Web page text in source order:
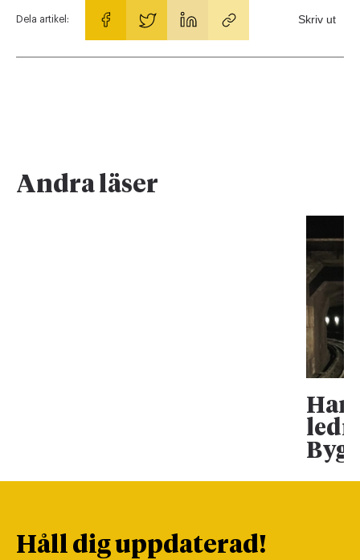
Dela artikel: Skriv ut
Andra läser
Han
Håll dig uppdaterad!